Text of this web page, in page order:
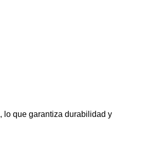
lo que garantiza durabilidad y